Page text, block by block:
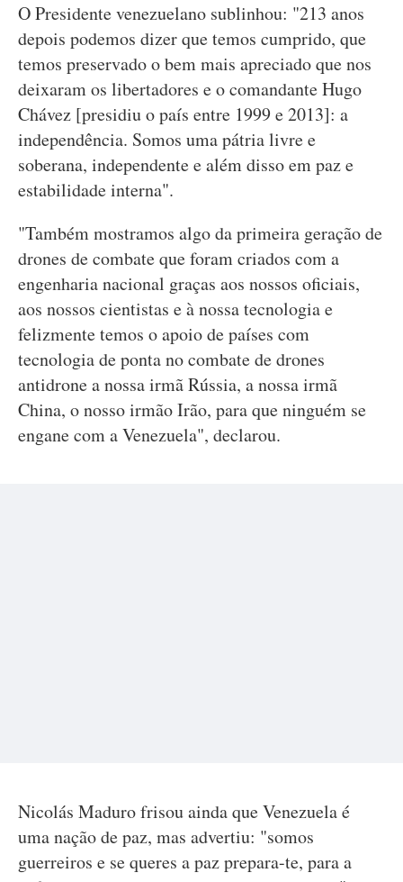
O Presidente venezuelano sublinhou: "213 anos
depois podemos dizer que temos cumprido, que
temos preservado o bem mais apreciado que nos
deixaram os libertadores e o comandante Hugo
Chávez [presidiu o país entre 1999 e 2013]: a
independência. Somos uma pátria livre e
soberana, independente e além disso em paz e
estabilidade interna".
"Também mostramos algo da primeira geração de
drones de combate que foram criados com a
engenharia nacional graças aos nossos oficiais,
aos nossos cientistas e à nossa tecnologia e
felizmente temos o apoio de países com
tecnologia de ponta no combate de drones
antidrone a nossa irmã Rússia, a nossa irmã
China, o nosso irmão Irão, para que ninguém se
engane com a Venezuela", declarou.
Nicolás Maduro frisou ainda que Venezuela é
uma nação de paz, mas advertiu: "somos
guerreiros e se queres a paz prepara-te, para a